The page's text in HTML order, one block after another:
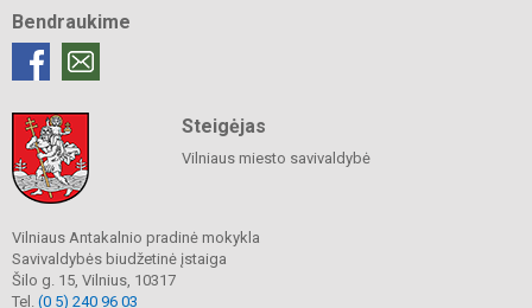
Bendraukime
Steigėjas
Vilniaus miesto savivaldybė
Vilniaus Antakalnio pradinė mokykla
Savivaldybės biudžetinė įstaiga
Šilo g. 15, Vilnius, 10317
Tel. (0 5) 240 96 03